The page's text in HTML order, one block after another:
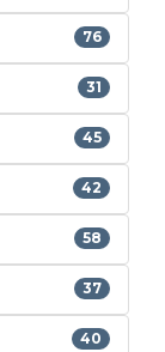
76
31
45
42
58
37
40